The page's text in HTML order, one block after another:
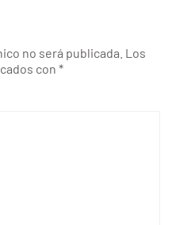
no será publicada. Los
con *